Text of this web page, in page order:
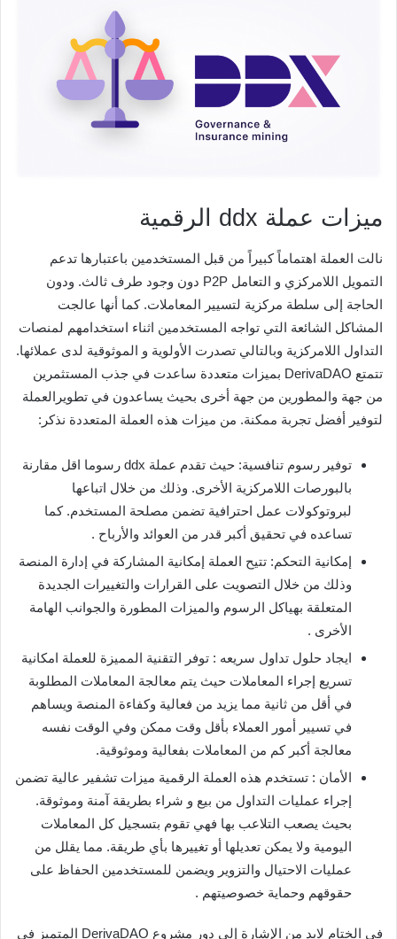
ميزات عملة ddx الرقمية
نالت العملة اهتماماً كبيراً من قبل المستخدمين باعتبارها تدعم
التمويل اللامركزي و التعامل P2P دون وجود طرف ثالث. ودون
الحاجة إلى سلطة مركزية لتسيير المعاملات. كما أنها عالجت
المشاكل الشائعة التي تواجه المستخدمين اثناء استخدامهم لمنصات
التداول اللامركزية وبالتالي تصدرت الأولوية و الموثوقية لدى عملائها.
تتمتع DerivaDAO بميزات متعددة ساعدت في جذب المستثمرين
من جهة والمطورين من جهة أخرى بحيث يساعدون في تطويرالعملة
لتوفير أفضل تجربة ممكنة. من ميزات هذه العملة المتعددة نذكر:
توفير رسوم تنافسية: حيث تقدم عملة ddx رسوما اقل مقارنة
بالبورصات اللامركزية الأخرى. وذلك من خلال اتباعها
لبروتوكولات عمل احترافية تضمن مصلحة المستخدم. كما
تساعده في تحقيق أكبر قدر من العوائد والأرباح .
إمكانية التحكم: تتيح العملة إمكانية المشاركة في إدارة المنصة
وذلك من خلال التصويت على القرارات والتغييرات الجديدة
المتعلقة بهياكل الرسوم والميزات المطورة والجوانب الهامة
الأخرى .
ايجاد حلول تداول سريعه : توفر التقنية المميزة للعملة امكانية
تسريع إجراء المعاملات حيث يتم معالجة المعاملات المطلوبة
في أقل من ثانية مما يزيد من فعالية وكفاءة المنصة ويساهم
في تسيير أمور العملاء بأقل وقت ممكن وفي الوقت نفسه
معالجة أكبر كم من المعاملات بفعالية وموثوقية.
الأمان : تستخدم هذه العملة الرقمية ميزات تشفير عالية تضمن
إجراء عمليات التداول من بيع و شراء بطريقة آمنة وموثوقة.
بحيث يصعب التلاعب بها فهي تقوم بتسجيل كل المعاملات
اليومية ولا يمكن تعديلها أو تغييرها بأي طريقة. مما يقلل من
عمليات الاحتيال والتزوير ويضمن للمستخدمين الحفاظ على
حقوقهم وحماية خصوصيتهم .
في الختام لابد من الإشارة إلى دور مشروع
DerivaDAO المتميز في